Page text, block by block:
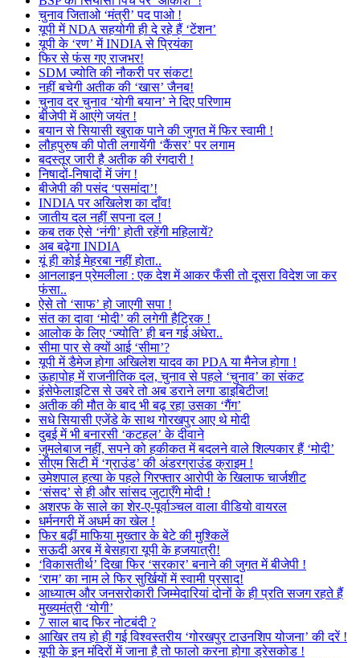
चुनाव जिताओ ‘मंत्री’ पद पाओ !
यूपी में NDA सहयोगी ही दे रहे हैं ‘टेंशन’
यूपी के ‘रण’ में INDIA से प्रियंका
फिर से फंस गए राजभर!
SDM ज्योति की नौकरी पर संकट!
नहीं बचेगी अतीक की ‘खास’ जैनब!
चुनाव दर चुनाव ‘योगी बयान’ ने दिए परिणाम
बीजेपी में आएंगे जयंत !
बयान से सियासी खुराक पाने की जुगत में फिर स्वामी !
लौहपुरुष की पोती लगायेंगी ‘कैंसर’ पर लगाम
बदस्तूर जारी है अतीक की रंगदारी !
निषादों-निषादों में जंग !
बीजेपी की पसंद ‘पसमांदा’!
INDIA पर अखिलेश का दाँव!
जातीय दल नहीं सपना दल !
कब तक ऐसे ‘नंगी’ होती रहेंगी महिलायें?
अब बढ़ेगा INDIA
यूं ही कोई मेहरबा नहीं होता..
आनलाइन प्रेमलीला : एक देश में आकर फँसी तो दूसरा विदेश जा कर
फंसा..
ऐसे तो ‘साफ’ हो जाएगी सपा !
संत का दावा ‘मोदी’ की लगेगी हैट्रिक !
आलोक के लिए ‘ज्योति’ ही बन गई अंधेरा..
सीमा पार से क्यों आई ‘सीमा’?
यूपी में डैमेज होगा अखिलेश यादव का PDA या मैनेज होगा !
ऊहापोह में राजनीतिक दल, चुनाव से पहले ‘चुनाव’ का संकट
इंसेफेलाइटिस से उबरे तो अब डराने लगा डाइबिटीज!
अतीक की मौत के बाद भी बढ़ रहा उसका ‘गैंग’
सधे सियासी एजेंडे के साथ गोरखपुर आए थे मोदी
दुबई में भी बनारसी ‘कटहल’ के दीवाने
जुमलेबाज नहीं, सपने को हकीकत में बदलने वाले शिल्पकार हैं ‘मोदी’
सीएम सिटी में ‘ग्राउंड’ की अंडरग्राउंड क्राइम !
उमेशपाल हत्या के पहले गिरफ्तार आरोपी के खिलाफ चार्जशीट
‘संसद’ से ही और सांसद जुटाएँगे मोदी !
अशरफ के साले का शेर-ए-पूर्वाञ्चल वाला वीडियो वायरल
धर्मनगरी में अधर्म का खेल !
फिर बढ़ीं माफिया मुख्तार के बेटे की मुश्किलें
सऊदी अरब में बेसहारा यूपी के हजयात्री!
‘विकासतीर्थ’ दिखा फिर ‘सरकार’ बनाने की जुगत में बीजेपी !
‘राम’ का नाम ले फिर सुर्खियों में स्वामी प्रसाद!
आध्यात्म और जनसरोकारी जिम्मेदारियां दोनों के ही प्रति सजग रहते हैं
मुख्यमंत्री ‘योगी’
7 साल बाद फिर नोटबंदी ?
आखिर तय हो ही गई विश्वस्तरीय ‘गोरखपुर टाउनशिप योजना’ की दरें !
यूपी के इन मंदिरों में जाना है तो फालो करना होगा ड्रेसकोड !